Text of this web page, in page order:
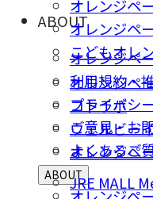
オレンジペ
オレンジペ
こどもオレ
オレンジペ
コトラボ
ウェルビー
オレンジペ
JRE MALL
ABOUT
オレンジペ
利用規約・
プライバシ
ご意⾒・お
よくあるご
ABOUT